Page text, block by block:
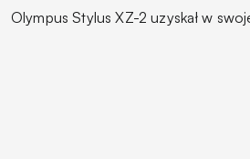
Olympus Stylus XZ-2 uzyskał w